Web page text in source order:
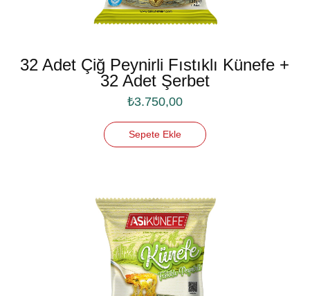
32 Adet Çiğ Peynirli Fıstıklı Künefe +
32 Adet Şerbet
₺3.750,00
Sepete Ekle